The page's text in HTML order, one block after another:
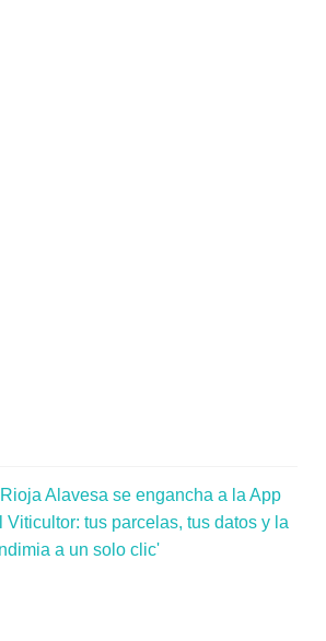
Alavesa se engancha a la App
Viticultor: tus parcelas, tus datos y la
a un solo clic'